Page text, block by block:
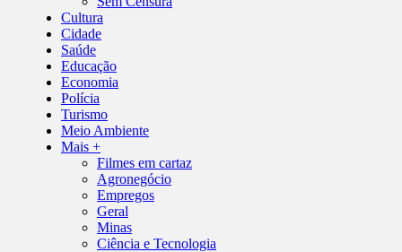
Cultura
Cidade
Saúde
Educação
Economia
Polícia
Turismo
Meio Ambiente
Mais +
Filmes em cartaz
Agronegócio
Empregos
Geral
Minas
Ciência e Tecnologia